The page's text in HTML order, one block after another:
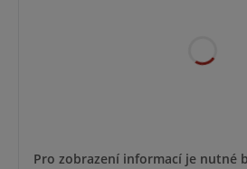
Pro zobrazení informací je nutné